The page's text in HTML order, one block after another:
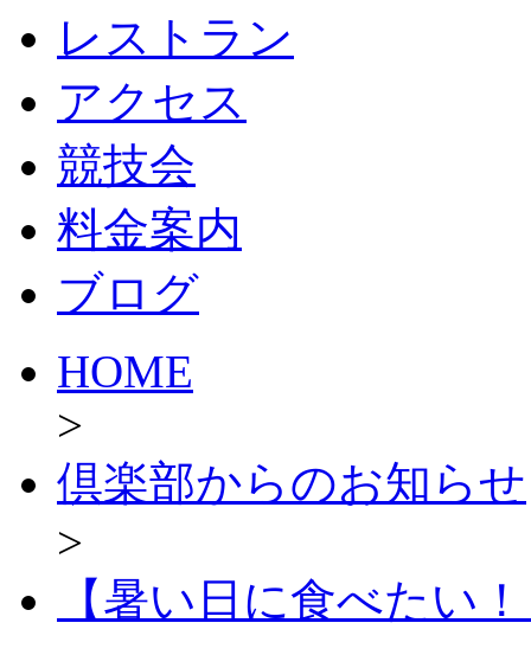
レストラン
アクセス
競技会
料金案内
ブログ
HOME
>
倶楽部からのお知らせ
>
【暑い日に食べたい